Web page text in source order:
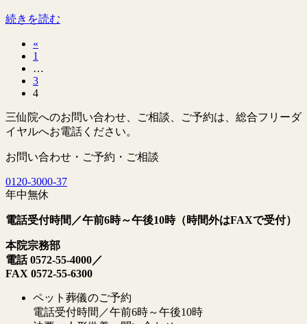
続きを読む
ペ
ー
ジ
送
り
«
固
定
ペ
ー
ジ
1
…
固
定
ペ
ー
ジ
3
固
ペ
ー
ジ
4
三仙院へのお問い合わせ、ご相談、ご予約は、総合フリーダ
イヤルへお電話ください。
お問い合わせ・ご予約・ご相談
0120-3000-37
年中無休
電話受付時間／午前6時～午後10時（時間外はFAXで受付）
本院宗務部
電話 0572-55-4000／
FAX 0572-55-6300
ペット葬儀のご予約
電話受付時間／午前6時～午後10時